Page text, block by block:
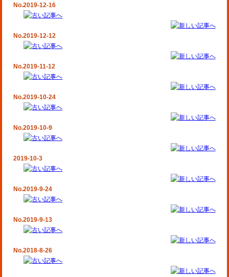
No.2019-12-16
No.2019-12-12
No.2019-11-12
No.2019-10-24
No.2019-10-9
2019-10-3
No.2019-9-24
No.2019-9-13
No.2018-8-26